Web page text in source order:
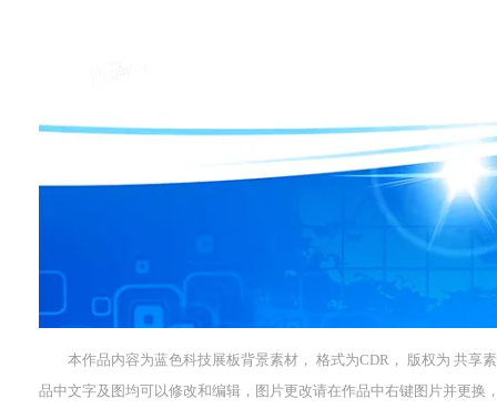
本作品内容为蓝色科技展板背景素材， 格式为CDR， 版权为 共享
品中文字及图均可以修改和编辑，图片更改请在作品中右键图片并更